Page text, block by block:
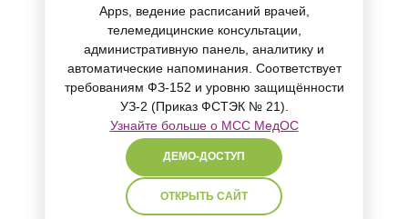
Apps, ведение расписаний врачей,
телемедицинские консультации,
административную панель, аналитику и
автоматические напоминания. Соответствует
требованиям ФЗ-152 и уровню защищённости
УЗ-2 (Приказ ФСТЭК № 21).
Узнайте больше о МСС МедОС
ДЕМО-ДОСТУП
ОТКРЫТЬ САЙТ